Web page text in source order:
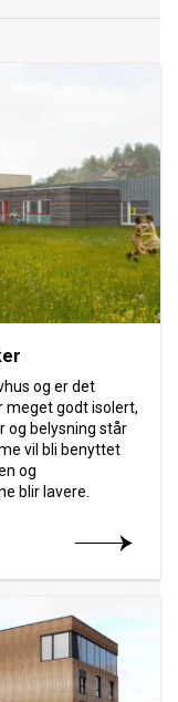
og er det
meget godt isolert,
og belysning står
vil bli benyttet
og
blir lavere.